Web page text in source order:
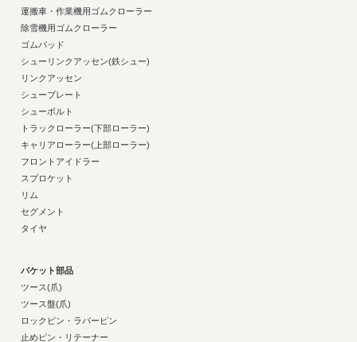
運搬車・作業機用ゴムクローラー
除雪機用ゴムクローラー
ゴムパッド
シューリンクアッセン(鉄シュー)
リンクアッセン
シュープレート
シューボルト
トラックローラー(下部ローラー)
キャリアローラー(上部ローラー)
フロントアイドラー
スプロケット
リム
セグメント
タイヤ
バケット部品
ツース(爪)
ツース盤(爪)
ロックピン・ラバーピン
止めピン・リテーナー